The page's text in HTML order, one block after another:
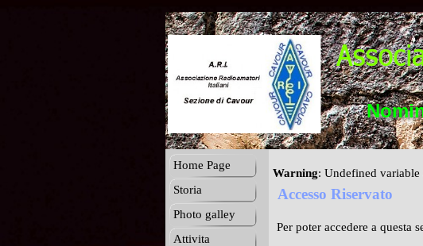
Home Page
Storia
Photo galley
Attivita
Warning: Undefined
Accesso Riservato
Per poter accedere a questa